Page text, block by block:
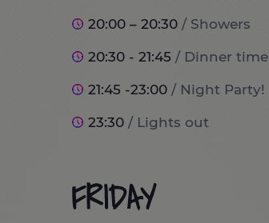
20:00 – 20:30 / Showers
20:30 - 21:45 / Dinner time
21:45 -23:00 / Night Party!
23:30 / Lights out
FRIDAY